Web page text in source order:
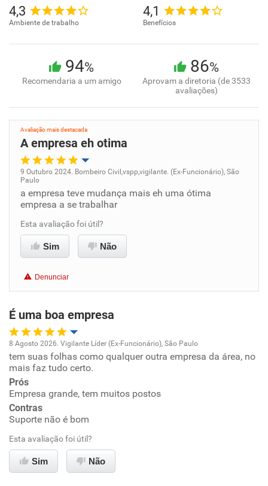
4,3
Ambiente de trabalho
4,1
Benefícios
94%
Recomendaria a um amigo
86%
Aprovam a diretoria (de 3533
avaliações)
Avaliação mais destacada
A empresa eh otima
Oportunidade de promoção
Conciliação com a vida familiar
Benefícios
Recomenda a diretoria
9 Outubro 2024. Bombeiro Civil,vspp,vigilante. (Ex-Funcionário), São
Paulo
a empresa teve mudança mais eh uma ótima
empresa a se trabalhar
Esta avaliação foi útil?
Sim Não
Denunciar
É uma boa empresa
Oportunidade de promoção
Ambiente de trabalho
Conciliação com a vida familiar
Benefícios
8 Agosto 2026. Vigilante Líder (Ex-Funcionário), São Paulo
tem suas folhas como qualquer outra empresa da área, no
mais faz tudo certo.
Prós
Empresa grande, tem muitos postos
Contras
Suporte não é bom
Esta avaliação foi útil?
Sim Não